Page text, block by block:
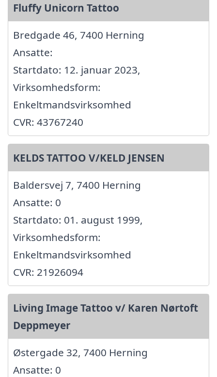
Fluffy Unicorn Tattoo
Bredgade 46, 7400 Herning
Ansatte:
Startdato: 12. januar 2023,
Virksomhedsform:
Enkeltmandsvirksomhed
CVR: 43767240
KELDS TATTOO V/KELD JENSEN
Baldersvej 7, 7400 Herning
Ansatte: 0
Startdato: 01. august 1999,
Virksomhedsform:
Enkeltmandsvirksomhed
CVR: 21926094
Living Image Tattoo v/ Karen Nørtoft
Deppmeyer
Østergade 32, 7400 Herning
Ansatte: 0